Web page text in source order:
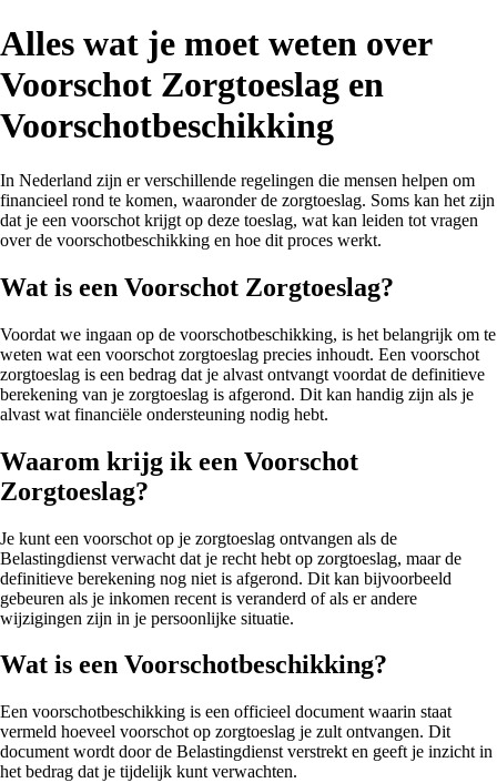
Alles wat je moet weten over
Voorschot Zorgtoeslag en
Voorschotbeschikking
In Nederland zijn er verschillende regelingen die mensen helpen om
financieel rond te komen, waaronder de zorgtoeslag. Soms kan het zijn
dat je een voorschot krijgt op deze toeslag, wat kan leiden tot vragen
over de voorschotbeschikking en hoe dit proces werkt.
Wat is een Voorschot Zorgtoeslag?
Voordat we ingaan op de voorschotbeschikking, is het belangrijk om te
weten wat een voorschot zorgtoeslag precies inhoudt. Een voorschot
zorgtoeslag is een bedrag dat je alvast ontvangt voordat de definitieve
berekening van je zorgtoeslag is afgerond. Dit kan handig zijn als je
alvast wat financiële ondersteuning nodig hebt.
Waarom krijg ik een Voorschot
Zorgtoeslag?
Je kunt een voorschot op je zorgtoeslag ontvangen als de
Belastingdienst verwacht dat je recht hebt op zorgtoeslag, maar de
definitieve berekening nog niet is afgerond. Dit kan bijvoorbeeld
gebeuren als je inkomen recent is veranderd of als er andere
wijzigingen zijn in je persoonlijke situatie.
Wat is een Voorschotbeschikking?
Een voorschotbeschikking is een officieel document waarin staat
vermeld hoeveel voorschot op zorgtoeslag je zult ontvangen. Dit
document wordt door de Belastingdienst verstrekt en geeft je inzicht in
het bedrag dat je tijdelijk kunt verwachten.